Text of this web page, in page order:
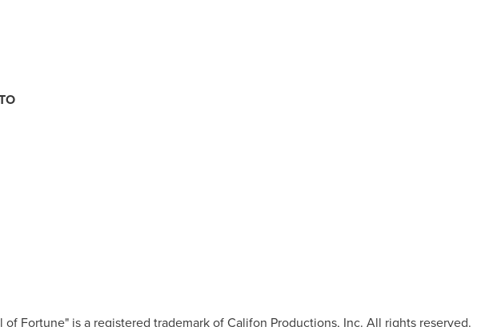
Fortune" is a registered trademark of Califon Productions, Inc. All rights reserved.